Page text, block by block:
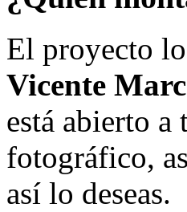
El proyecto
Vicente
está abierto a
fotográfico,
así lo deseas.